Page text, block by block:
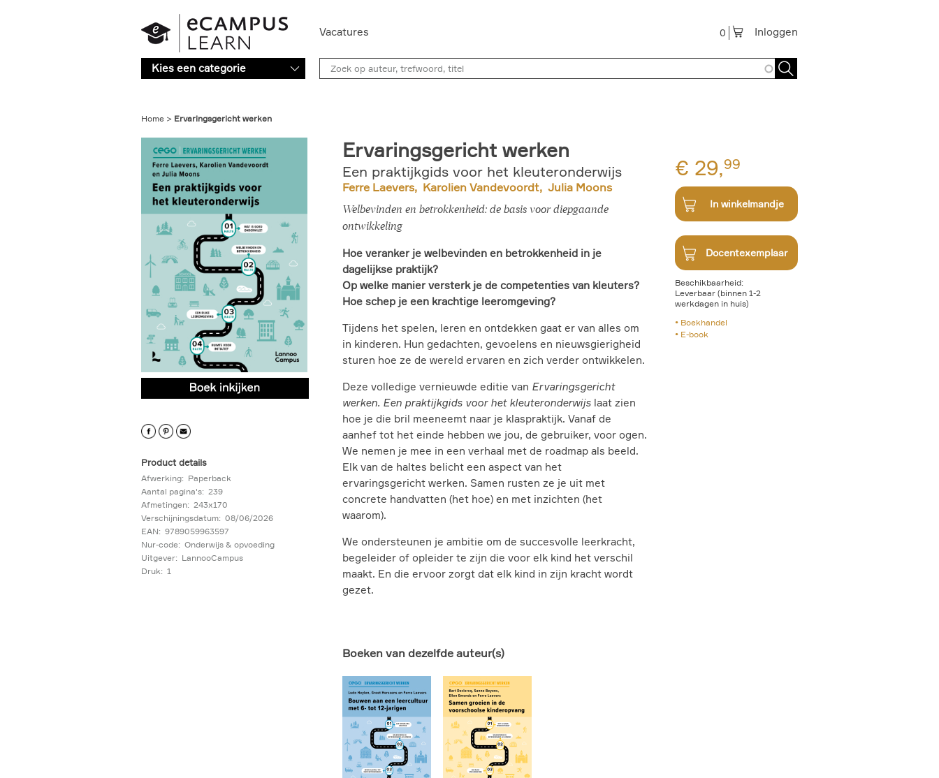
Vacatures Inloggen
0
Kies een categorie
Home Ervaringsgericht werken
9789059963597.PDF
9789059963597.PDF
Product details
Afwerking: Paperback
Aantal pagina's: 239
Afmetingen: 243x170
Verschijningsdatum: 08/06/2026
EAN: 9789059963597
Nur-code: Onderwijs & opvoeding
Uitgever: LannooCampus
Druk: 1
Ervaringsgericht werken
Een praktijkgids voor het kleuteronderwijs
Ferre Laevers Karolien Vandevoordt Julia Moons
Welbevinden en betrokkenheid: de basis voor diepgaande
ontwikkeling
Hoe veranker je welbevinden en betrokkenheid in je
dagelijkse praktijk?
Op welke manier versterk je de competenties van kleuters?
Hoe schep je een krachtige leeromgeving?
Tijdens het spelen, leren en ontdekken gaat er van alles om
in kinderen. Hun gedachten, gevoelens en nieuwsgierigheid
sturen hoe ze de wereld ervaren en zich verder ontwikkelen.
Deze volledige vernieuwde editie van Ervaringsgericht
werken. Een praktijkgids voor het kleuteronderwijs laat zien
hoe je die bril meeneemt naar je klaspraktijk. Vanaf de
aanhef tot het einde hebben we jou, de gebruiker, voor ogen.
We nemen je mee in een verhaal met de roadmap als beeld.
Elk van de haltes belicht een aspect van het
ervaringsgericht werken. Samen rusten ze je uit met
concrete handvatten (het hoe) en met inzichten (het
waarom).
We ondersteunen je ambitie om de succesvolle leerkracht,
begeleider of opleider te zijn die voor elk kind het verschil
maakt. En die ervoor zorgt dat elk kind in zijn kracht wordt
gezet.
Boeken van dezelfde auteur(s)
€ 29,99
In winkelmandje
Docentexemplaar
Beschikbaarheid:
Leverbaar (binnen 1-2
werkdagen in huis)
Boekhandel
E-book